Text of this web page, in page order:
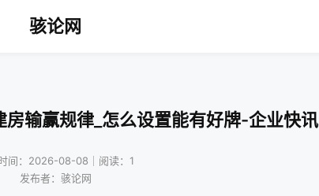
骇论网
输赢规律_怎么设置能有好牌-企业快讯
间：2026-08-08｜阅读：1
发布者：骇论网